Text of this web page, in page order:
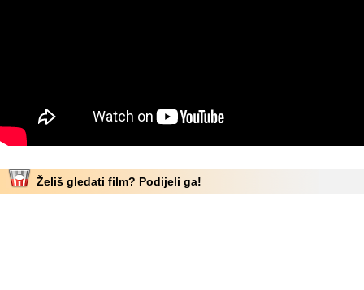
Želiš gledati film? Podijeli ga!